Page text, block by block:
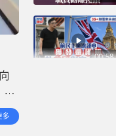
發
事
多
00:58